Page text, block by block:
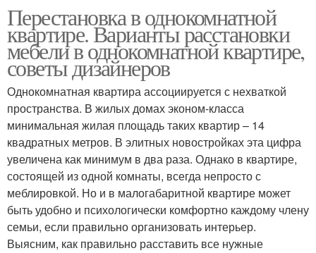
Перестановка в однокомнатной
квартире. Варианты расстановки
мебели в однокомнатной квартире,
советы дизайнеров
Однокомнатная квартира ассоциируется с нехваткой
пространства. В жилых домах эконом-класса
минимальная жилая площадь таких квартир – 14
квадратных метров. В элитных новостройках эта цифра
увеличена как минимум в два раза. Однако в квартире,
состоящей из одной комнаты, всегда непросто с
меблировкой. Но и в малогабаритной квартире может
быть удобно и психологически комфортно каждому члену
семьи, если правильно организовать интерьер.
Выясним, как правильно расставить все нужные